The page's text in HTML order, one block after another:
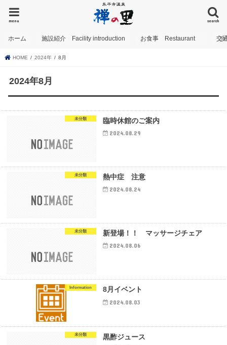
search
menu
ホーム 施設紹介 Facility introduction お食事 Restaurant 交
HOME 2024年 8月
2024年8月
未分類 臨時休館のご案内
2024.08.29
未分類 熱中症 注意
2024.08.24
未分類 新登場！！ マッサージチェア
2024.08.06
Information 8月イベント
2024.08.03
未分類 黒酢ジュース